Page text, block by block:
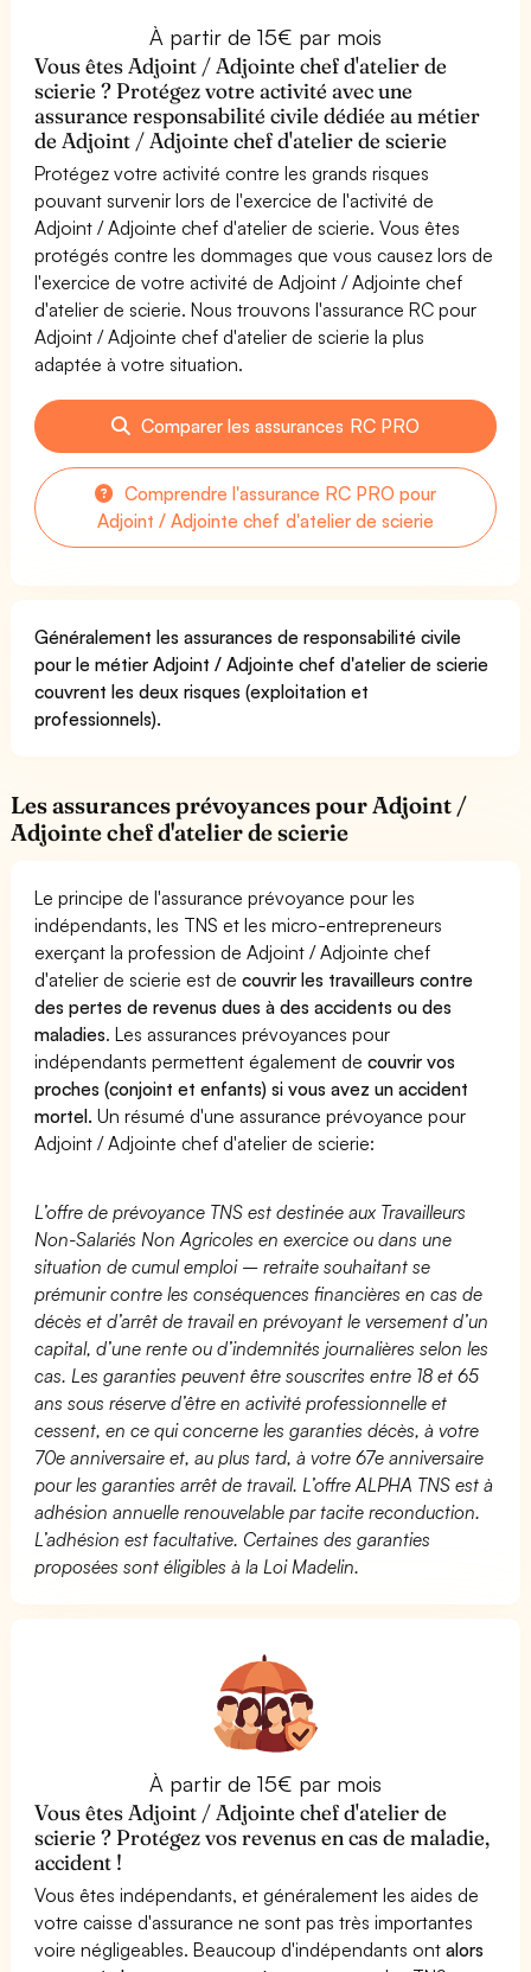
À partir de 15€ par mois
Vous êtes Adjoint / Adjointe chef d'atelier de
scierie ? Protégez votre activité avec une
assurance responsabilité civile dédiée au métier
de Adjoint / Adjointe chef d'atelier de scierie
Protégez votre activité contre les grands risques
pouvant survenir lors de l'exercice de l'activité de
Adjoint / Adjointe chef d'atelier de scierie. Vous êtes
protégés contre les dommages que vous causez lors de
l'exercice de votre activité de Adjoint / Adjointe chef
d'atelier de scierie. Nous trouvons l'assurance RC pour
Adjoint / Adjointe chef d'atelier de scierie la plus
adaptée à votre situation.
Comparer les assurances RC PRO
Comprendre l'assurance RC PRO pour
Adjoint / Adjointe chef d'atelier de scierie
Généralement les assurances de responsabilité civile
pour le métier Adjoint / Adjointe chef d'atelier de scierie
couvrent les deux risques (exploitation et
professionnels).
Les assurances prévoyances pour Adjoint /
Adjointe chef d'atelier de scierie
Le principe de l'assurance prévoyance pour les
indépendants, les TNS et les micro-entrepreneurs
exerçant la profession de Adjoint / Adjointe chef
d'atelier de scierie est decouvrir les travailleurs contre
des pertes de revenus dues à des accidents ou des
maladies. Les assurances prévoyances pour
indépendants permettent également decouvrir vos
proches (conjoint et enfants) si vous avez un accident
mortel. Un résumé d'une assurance prévoyance pour
Adjoint / Adjointe chef d'atelier de scierie:
L’offre de prévoyance TNS est destinée aux Travailleurs
Non-Salariés Non Agricoles en exercice ou dans une
situation de cumul emploi – retraite souhaitant se
prémunir contre les conséquences financières en cas de
décès et d’arrêt de travail en prévoyant le versement d’un
capital, d’une rente ou d’indemnités journalières selon les
cas. Les garanties peuvent être souscrites entre 18 et 65
ans sous réserve d’être en activité professionnelle et
cessent, en ce qui concerne les garanties décès, à votre
70e anniversaire et, au plus tard, à votre 67e anniversaire
pour les garanties arrêt de travail. L’offre ALPHA TNS est à
adhésion annuelle renouvelable par tacite reconduction.
L’adhésion est facultative. Certaines des garanties
proposées sont éligibles à la Loi Madelin.
À partir de 15€ par mois
Vous êtes Adjoint / Adjointe chef d'atelier de
scierie ? Protégez vos revenus en cas de maladie,
accident !
Vous êtes indépendants, et généralement les aides de
votre caisse d'assurance ne sont pas très importantes
voire négligeables. Beaucoup d'indépendants ontalors